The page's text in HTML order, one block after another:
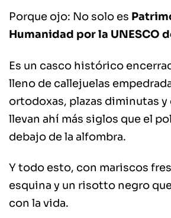
Porque ojo: No solo es
Humanidad por la UNESCO
Es un casco histórico
lleno de callejuelas
ortodoxas, plazas diminutas y
llevan ahí más siglos que el
debajo de la alfombra.
Y todo esto, con mariscos
esquina y un risotto negro
con la vida.